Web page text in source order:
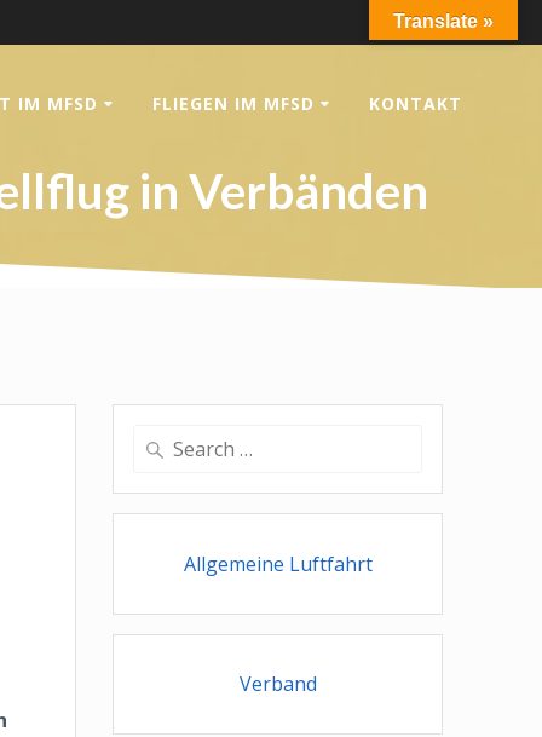
IM MFSD FLIEGEN IM MFSD KONTAKT
in Verbänden
Search
Allgemeine Luftfahrt
Verband
Translate »